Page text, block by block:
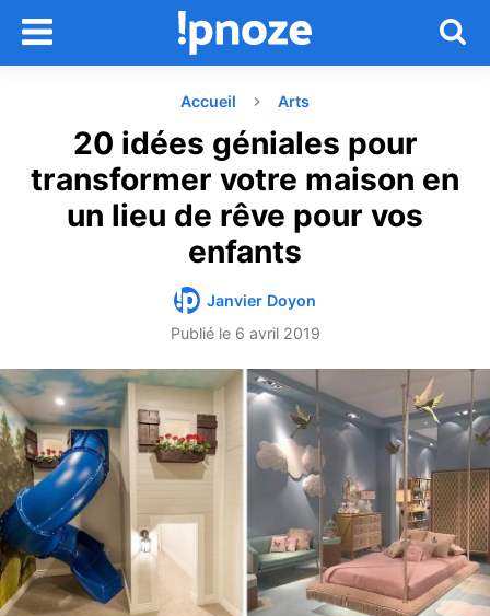
Accueil Arts
20 idées géniales pour
transformer votre maison en
un lieu de rêve pour vos
enfants
Janvier Doyon
Publié le 6 avril 2019